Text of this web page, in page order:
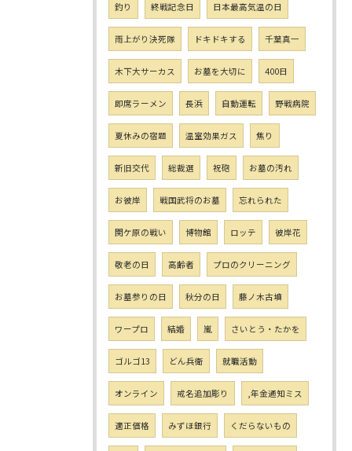
釣り 終戦記念日 日本最高気温の日
雨上がり決死隊 ドキドキする 千葉真一
木下大サーカス お墓を大切に 400日
即席ラーメン 長浜 自動運転 野戦病院
夏休みの宿題 温室効果ガス 焦り
新旧交代 総裁選 祝砲 お墓の汚れ
お彼岸 戦国武将のお墓 忘れられた
関ケ原の戦い 博物館 ロッテ 彼岸花
敬老の日 高齢者 プロのクリーニング
お墓参りの日 秋分の日 藤ノ木古墳
ワープロ 結婚 嵐 さいとう・たかを
ゴルゴ13 どん兵衛 就職活動
オンライン 戒名追加彫り ,年金通知ミス
適正価格 みずほ銀行 くだらないもの